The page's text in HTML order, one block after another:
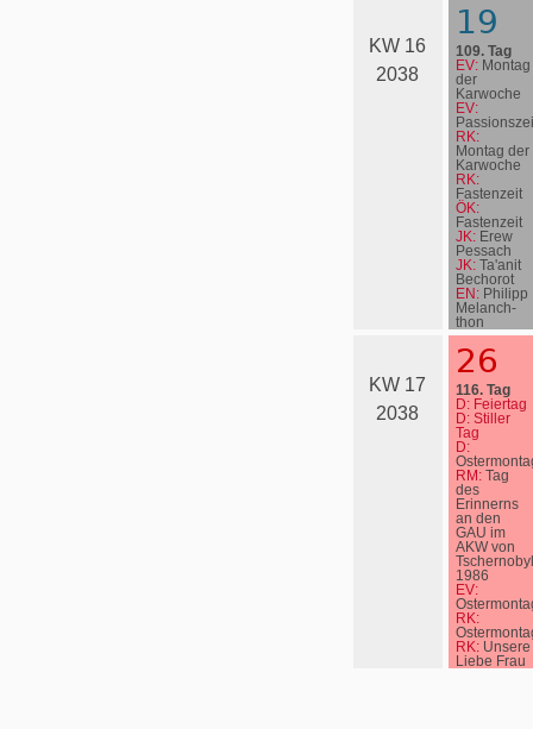
KW 16
2038
19
109. Tag
EV: Montag
der
Karwoche
EV:
RK:
Montag der
Karwoche
RK:
Fastenzeit
ÖK:
Fastenzeit
JK: Erew
Pessach
JK: Ta'anit
Bechorot
EN: Philipp
Melanch­
thon
KW 17
2038
26
116. Tag
D: Feiertag
D: Stiller
Tag
D:
RM: Tag
des
Erinnerns
an den
GAU im
AKW von
Tschernobyl
1986
EV:
RK:
RK: Unsere
Liebe Frau